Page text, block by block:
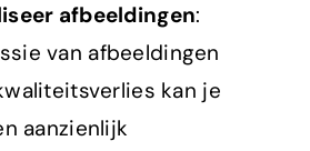
afbeeldingen:
van afbeeldingen
kan je
aanzienlijk